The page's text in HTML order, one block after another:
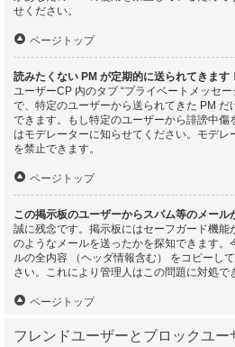
せください。
ページトップ
読みたくない PM が定期的に送られてきます！
ユーザーCP 内のタブ “プライベートメッセー
で、特定のユーザーから送られてきた PM だ
できます。もし特定のユーザーから誹謗中傷
はモデレーターに知らせてください。モデレ
を禁止できます。
ページトップ
この掲示板のユーザーからスパム等のメール
誠に残念です。掲示板にはセーフガード機能
のようなメールを送ったかを探知できます。
ルの全内容 （ヘッダ情報含む） をコピーし
さい。これにより管理人はこの問題に対処で
ページトップ
フレンドユーザーとブロックユー